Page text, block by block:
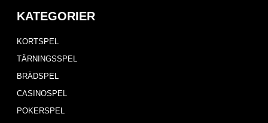
KATEGORIER
KORTSPEL
TÄRNINGSSPEL
BRÄDSPEL
CASINOSPEL
POKERSPEL